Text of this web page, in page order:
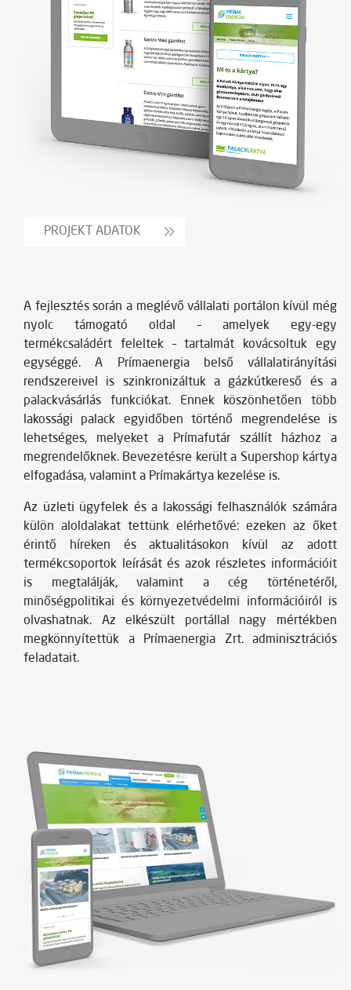
PROJEKT ADATOK
A fejlesztés során a meglévő vállalati portálon kívül még
nyolc támogató oldal – amelyek egy-egy
termékcsaládért feleltek – tartalmát kovácsoltuk egy
egységgé. A Prímaenergia belső vállalatirányítási
rendszereivel is szinkronizáltuk a gázkútkereső és a
palackvásárlás funkciókat. Ennek köszönhetően több
lakossági palack egyidőben történő megrendelése is
lehetséges, melyeket a Prímafutár szállít házhoz a
megrendelőknek. Bevezetésre került a Supershop kártya
elfogadása, valamint a Prímakártya kezelése is.
Az üzleti ügyfelek és a lakossági felhasználók számára
külön aloldalakat tettünk elérhetővé: ezeken az őket
érintő híreken és aktualitásokon kívül az adott
termékcsoportok leírását és azok részletes információit
is megtalálják, valamint a cég történetéről,
minőségpolitikai és környezetvédelmi információiról is
olvashatnak. Az elkészült portállal nagy mértékben
megkönnyítettük a Prímaenergia Zrt. adminisztrációs
feladatait.